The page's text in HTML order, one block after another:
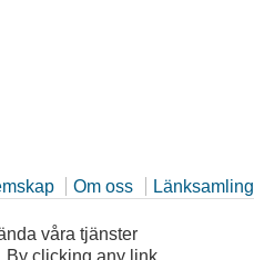
Om oss Länksamling
våra tjänster
By clicking any link